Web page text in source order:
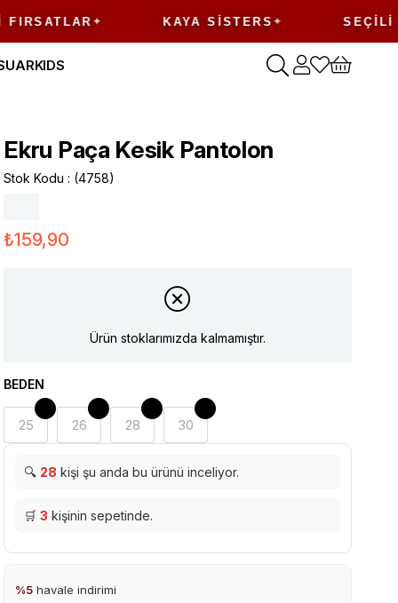
KAYA SISTERS SEÇILI
KIDS
Ekru Paça Kesik Pantolon
Stok Kodu (4758)
₺159,90
Ürün stoklarımızda kalmamıştır.
BEDEN
25 26 28 30
🔍 28 kişi şu anda bu ürünü inceliyor.
🛒3 kişinin sepetinde.
%5 havale indirimi